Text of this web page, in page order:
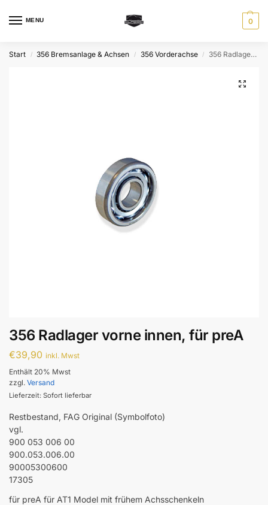
MENU 0
Start / 356 Bremsanlage & Achsen / 356 Vorderachse / 356 Radlager vorne innen, für preA
356 Radlager vorne innen, für preA
€39,90 inkl. Mwst
Enthält 20% Mwst
zzgl. Versand
Lieferzeit: Sofort lieferbar
Restbestand, FAG Original (Symbolfoto)
vgl.
900 053 006 00
900.053.006.00
90005300600
17305
für preA für AT1 Model mit frühem Achsschenkeln